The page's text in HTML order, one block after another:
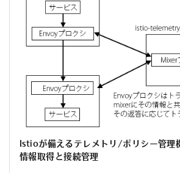
Istioが備えるテレメトリ/ポリシー管理
情報取得と接続管理